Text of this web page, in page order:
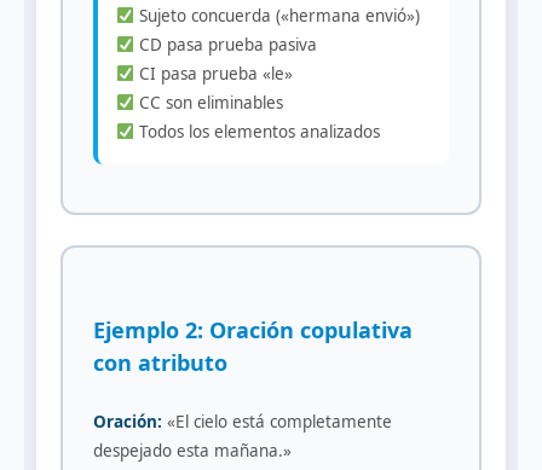
Sujeto concuerda («hermana envió»)
CD pasa prueba pasiva
CI pasa prueba «le»
CC son eliminables
Todos los elementos analizados
Ejemplo 2: Oración copulativa
con atributo
Oración: «El cielo está completamente
despejado esta mañana.»